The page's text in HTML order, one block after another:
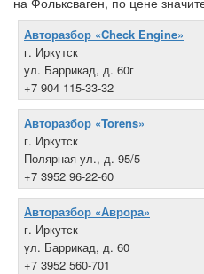
Авторазбор «Check Engine»
г. Иркутск
ул. Баррикад, д. 60г
+7 904 115-33-32
Авторазбор «Torens»
г. Иркутск
Полярная ул., д. 95/5
+7 3952 96-22-60
Авторазбор «Аврора»
г. Иркутск
ул. Баррикад, д. 60
+7 3952 560-701